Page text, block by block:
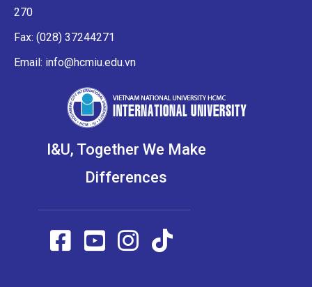
270
Fax: (028) 37244271
Email: info@hcmiu.edu.vn
I&U, Together We Make
Differences